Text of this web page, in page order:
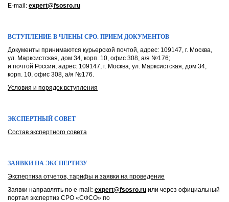
E-mail: expert@fsosro.ru
ВСТУПЛЕНИЕ В ЧЛЕНЫ СРО. ПРИЕМ ДОКУМЕНТОВ
Документы принимаются курьерской почтой, адрес: 109147, г. Москва,
ул. Марксистская, дом 34, корп. 10, офис 308, а/я №176;
и почтой России, адрес: 109147, г. Москва, ул. Марксистская, дом 34,
корп. 10, офис 308, а/я №176.
Условия и порядок вступления
ЭКСПЕРТНЫЙ СОВЕТ
Состав экспертного совета
ЗАЯВКИ НА ЭКСПЕРТИЗУ
Экспертиза отчетов, тарифы и заявки на проведение
Заявки направлять по e-mail : expert@fsosro.ru или через официальный
портал экспертиз СРО «СФСО» по